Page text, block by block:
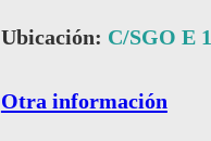
Ubicación: C/SGO E
Otra información